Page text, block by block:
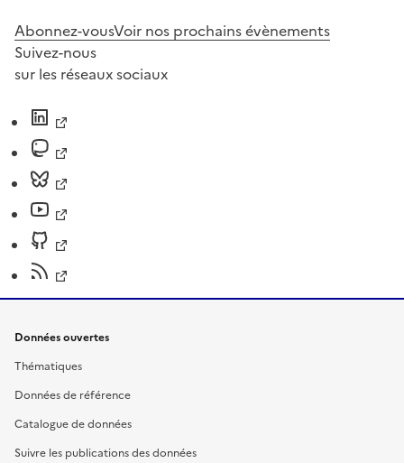
Abonnez-vousVoir nos prochains évènements
Suivez-nous
sur les réseaux sociaux
Données ouvertes
Thématiques
Données de référence
Catalogue de données
Suivre les publications des données